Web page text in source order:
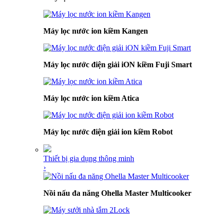
Máy lọc nước ion kiềm Kangen
Máy lọc nước điện giải iON kiềm Fuji Smart
Máy lọc nước ion kiềm Atica
Máy lọc nước điện giải ion kiềm Robot
Thiết bị gia dụng thông minh
›
Nồi nấu đa năng Ohella Master Multicooker